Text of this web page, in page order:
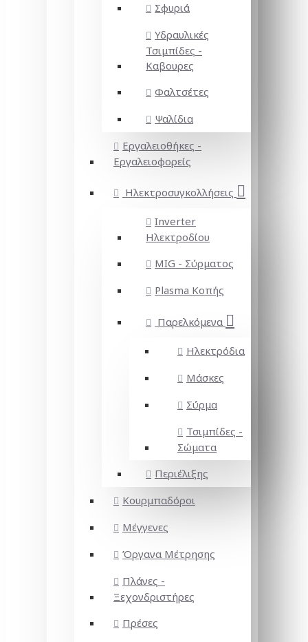
Σφυριά
Υδραυλικές
Τσιμπίδες -
Καβουρες
Φαλτσέτες
Ψαλίδια
Εργαλειοθήκες -
Εργαλειοφορείς
Ηλεκτροσυγκολλήσεις
Inverter
Ηλεκτροδίου
MIG - Σύρματος
Plasma Κοπής
Παρελκόμενα
Ηλεκτρόδια
Μάσκες
Σύρμα
Τσιμπίδες -
Σώματα
Περιέλιξης
Κουρμπαδόροι
Μέγγενες
Όργανα Μέτρησης
Πλάνες -
Ξεχονδριστήρες
Πρέσες